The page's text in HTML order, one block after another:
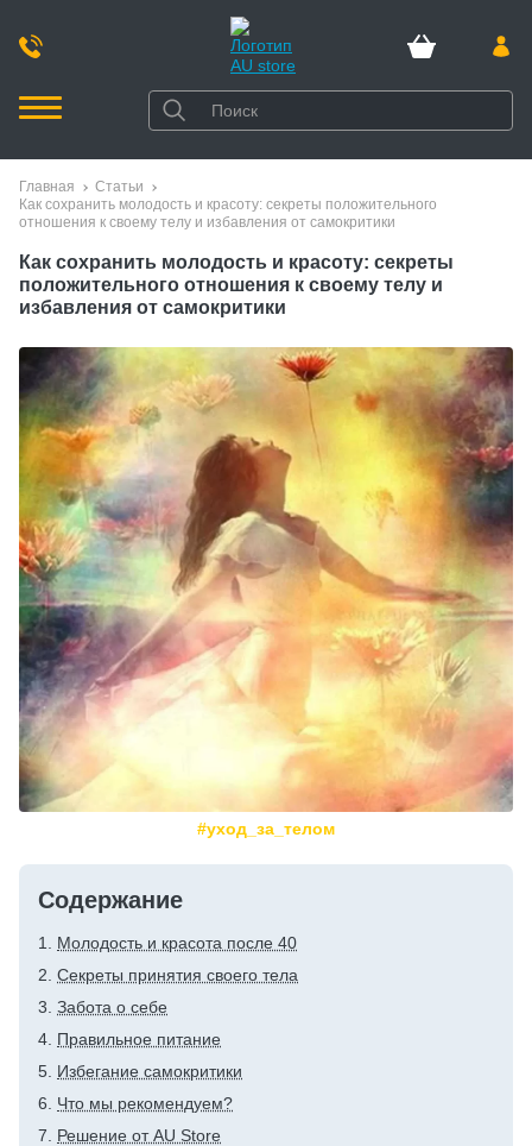
Главная
Статьи
Как сохранить молодость и красоту: секреты положительного
отношения к своему телу и избавления от самокритики
Как сохранить молодость и красоту: секреты
положительного отношения к своему телу и
избавления от самокритики
#уход_за_телом
Содержание
Молодость и красота после 40
Секреты принятия своего тела
Забота о себе
Правильное питание
Избегание самокритики
Что мы рекомендуем?
Решение от AU Store